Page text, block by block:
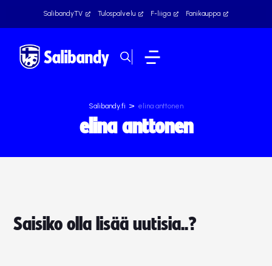
SalibandyTV Tulospalvelu F-liiga Fanikauppa
Salibandy.fi > elina anttonen
elina anttonen
Saisiko olla lisää uutisia..?